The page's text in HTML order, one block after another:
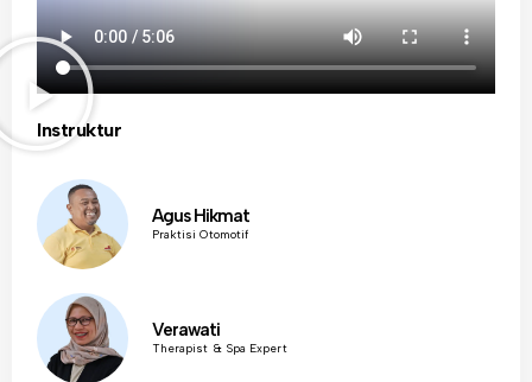
Instruktur
Agus Hikmat
Praktisi Otomotif
Verawati
Therapist & Spa Expert